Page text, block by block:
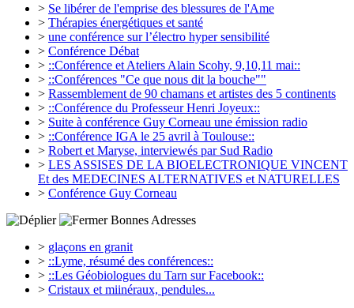
> Se libérer de l'emprise des blessures de l'Ame
> Thérapies énergétiques et santé
> une conférence sur l’électro hyper sensibilité
> Conférence Débat
> ::Conférence et Ateliers Alain Scohy, 9,10,11 mai::
> ::Conférences "Ce que nous dit la bouche""
> Rassemblement de 90 chamans et artistes des 5 continents
> ::Conférence du Professeur Henri Joyeux::
> Suite à conférence Guy Corneau une émission radio
> ::Conférence IGA le 25 avril à Toulouse::
> Robert et Maryse, interviewés par Sud Radio
> LES ASSISES DE LA BIOELECTRONIQUE VINCENT
Et des MEDECINES ALTERNATIVES et NATURELLES
> Conférence Guy Corneau
Bonnes Adresses
> glaçons en granit
> ::Lyme, résumé des conférences::
> ::Les Géobiologues du Tarn sur Facebook::
> Cristaux et miinéraux, pendules...